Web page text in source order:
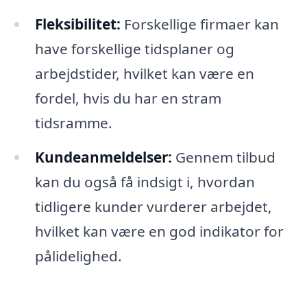
Fleksibilitet: Forskellige firmaer kan
have forskellige tidsplaner og
arbejdstider, hvilket kan være en
fordel, hvis du har en stram
tidsramme.
Kundeanmeldelser: Gennem tilbud
kan du også få indsigt i, hvordan
tidligere kunder vurderer arbejdet,
hvilket kan være en god indikator for
pålidelighed.